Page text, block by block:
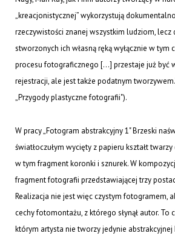
„kreacjonistycznej” wykorzystują
rzeczywistości znanej wszystkim ludziom,
stworzonych ich własną ręką wyłącznie w tym
procesu fotograficznego […] przestaje już być
rejestracji, ale jest także podatnym
„Przygody plastyczne fotografii").
W pracy „Fotogram abstrakcyjny 1" Brzeski
światłoczułym wycięty z papieru kształt
w tym fragment koronki i sznurek. W
fragment fotografii przedstawiającej trzy
Realizacja nie jest więc czystym fotogramem,
cechy fotomontażu, z którego słynął autor. To
którym artysta nie tworzy jedynie